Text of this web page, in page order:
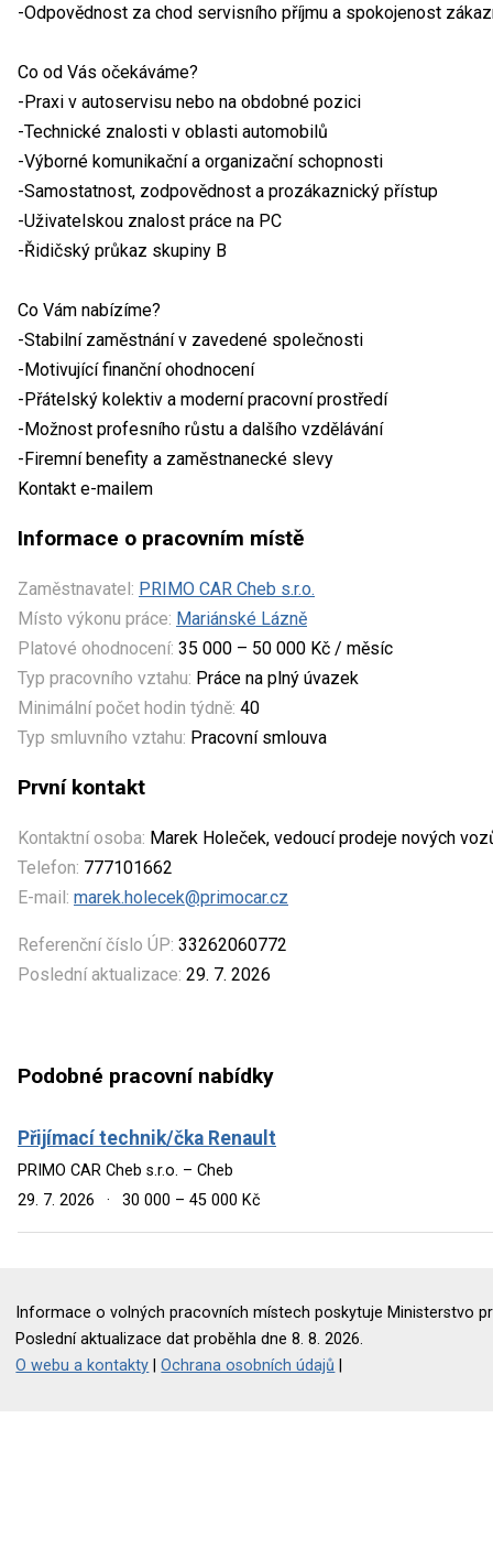
-Odpovědnost za chod servisního příjmu a spokojenost
Co od Vás očekáváme?
-Praxi v autoservisu nebo na obdobné pozici
-Technické znalosti v oblasti automobilů
-Výborné komunikační a organizační schopnosti
-Samostatnost, zodpovědnost a prozákaznický přístup
-Uživatelskou znalost práce na PC
-Řidičský průkaz skupiny B
Co Vám nabízíme?
-Stabilní zaměstnání v zavedené společnosti
-Motivující finanční ohodnocení
-Přátelský kolektiv a moderní pracovní prostředí
-Možnost profesního růstu a dalšího vzdělávání
-Firemní benefity a zaměstnanecké slevy
Kontakt e-mailem
Informace o pracovním místě
Zaměstnavatel: PRIMO CAR Cheb s.r.o.
Místo výkonu práce: Mariánské Lázně
Platové ohodnocení: 35 000 – 50 000 Kč / měsíc
Typ pracovního vztahu: Práce na plný úvazek
Minimální počet hodin týdně: 40
Typ smluvního vztahu: Pracovní smlouva
První kontakt
Kontaktní osoba: Marek Holeček, vedoucí prodeje nových
Telefon: 777101662
E-mail: marek.holecek@primocar.cz
Referenční číslo ÚP: 33262060772
Poslední aktualizace: 29. 7. 2026
Podobné pracovní nabídky
Přijímací technik/čka Renault
PRIMO CAR Cheb s.r.o. – Cheb
29. 7. 2026
· 30 000 – 45 000 Kč
Informace o volných pracovních místech poskytuje Ministerstvo
Poslední aktualizace dat proběhla dne 8. 8. 2026.
O webu a kontakty |Ochrana osobních údajů